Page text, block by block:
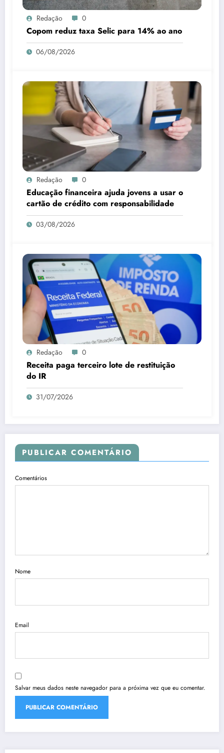
Redação 0
Copom reduz taxa Selic para 14% ao ano
06/08/2026
Redação 0
Educação financeira ajuda jovens a usar o
cartão de crédito com responsabilidade
03/08/2026
Redação 0
Receita paga terceiro lote de restituição
do IR
31/07/2026
PUBLICAR COMENTÁRIO
Comentários
Nome
Email
Salvar meus dados neste navegador para a próxima vez que eu comentar.